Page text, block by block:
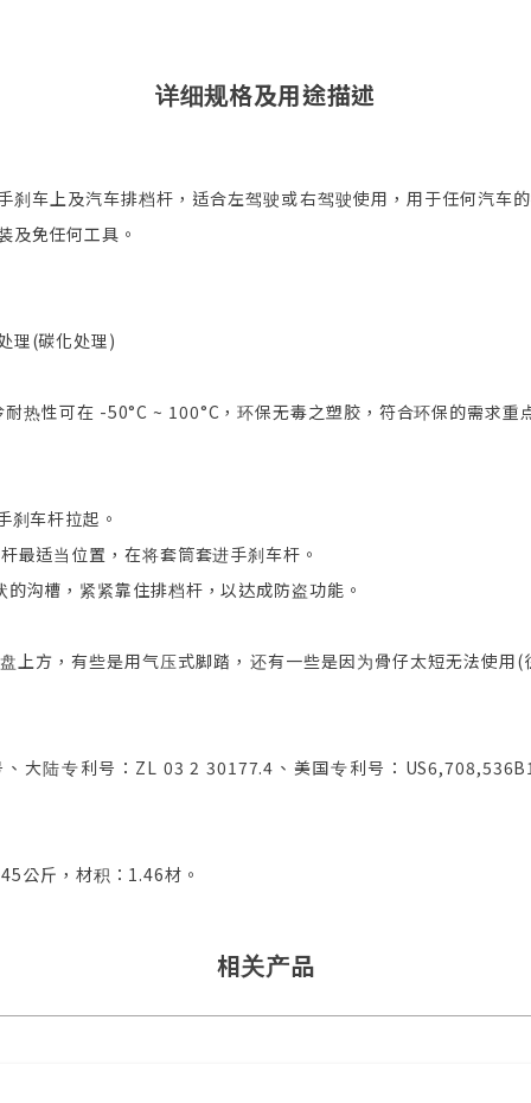
详细规格及用途描述
车上及汽车排档杆，适合左驾驶或右驾驶使用，用于任何汽车
及免任何工具。
理(碳化处理)
热性可在 -50°C ~ 100°C，环保无毒之塑胶，符合环保的需求重
刹车杆拉起。
最适当位置，在将套筒套进手刹车杆。
沟槽，紧紧靠住排档杆，以达成防盗功能。
上方，有些是用气压式脚踏，还有一些是因为骨仔太短无法使用
大陆专利号：ZL 03 2 30177.4、美国专利号：
公斤，材积：1.46材。
相关产品